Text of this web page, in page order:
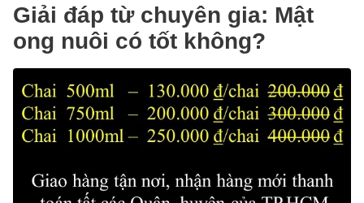
Giải đáp từ chuyên gia: Mật
ong nuôi có tốt không?